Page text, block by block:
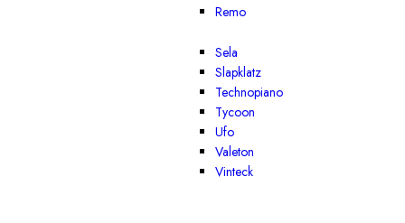
Remo
Sela
Slapklatz
Technopiano
Tycoon
Ufo
Valeton
Vinteck